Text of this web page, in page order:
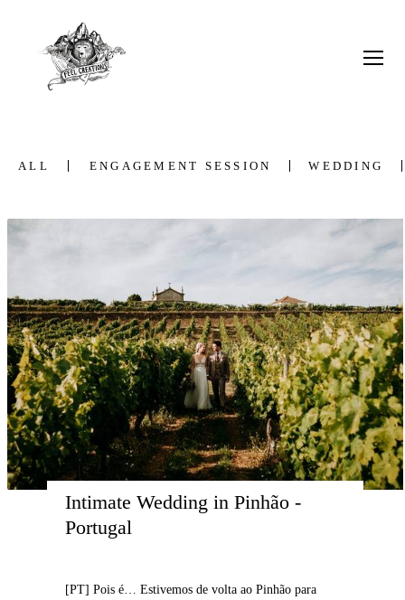
ALL ENGAGEMENT SESSION WEDDING
Intimate Wedding in Pinhão -
Portugal
[PT] Pois é… Estivemos de volta ao Pinhão para